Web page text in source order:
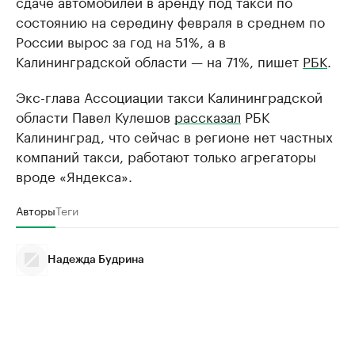
состоянию на середину февраля в среднем по
России вырос за год на 51%, а в
Калининградской области — на 71%, пишет РБК
Экс-глава Ассоциации такси Калининградской
области Павел Кулешов рассказал РБК
Калининград, что сейчас в регионе нет частных
компаний такси, работают только агрегаторы
вроде «Яндекса».
АвторыТеги
Надежда Будрина